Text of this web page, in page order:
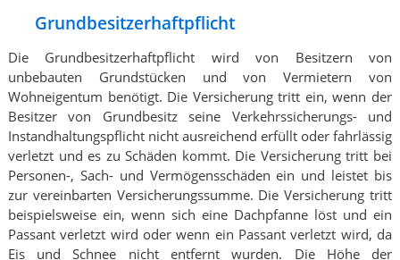
Grundbesitzerhaftpflicht
Die Grundbesitzerhaftpflicht wird von Besitzern von
unbebauten Grundstücken und von Vermietern von
Wohneigentum benötigt. Die Versicherung tritt ein, wenn der
Besitzer von Grundbesitz seine Verkehrssicherungs- und
Instandhaltungspflicht nicht ausreichend erfüllt oder fahrlässig
verletzt und es zu Schäden kommt. Die Versicherung tritt bei
Personen-, Sach- und Vermögensschäden ein und leistet bis
zur vereinbarten Versicherungssumme. Die Versicherung tritt
beispielsweise ein, wenn sich eine Dachpfanne löst und ein
Passant verletzt wird oder wenn ein Passant verletzt wird, da
Eis und Schnee nicht entfernt wurden. Die Höhe der